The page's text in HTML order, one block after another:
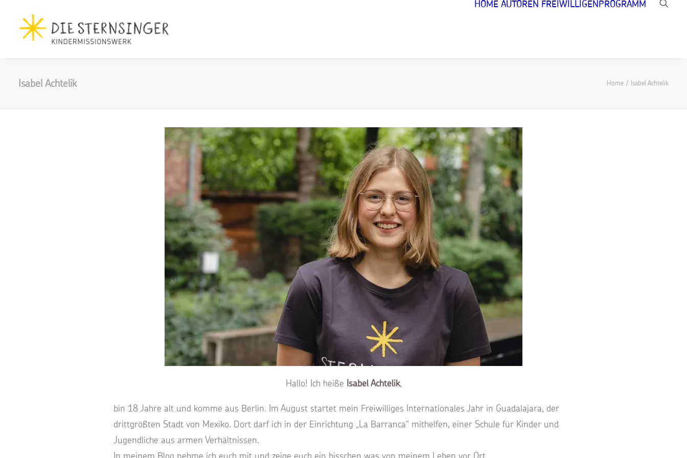
HOME AUTOREN FREIWILLIGENPROGRAMM
Isabel Achtelik Home Isabel Achtelik
Hallo! Ich heiße Isabel Achtelik,
bin 18 Jahre alt und komme aus Berlin. Im August startet mein Freiwilliges Internationales Jahr in Guadalajara, der
drittgrößten Stadt von Mexiko. Dort darf ich in der Einrichtung „La Barranca“ mithelfen, einer Schule für Kinder und
Jugendliche aus armen Verhältnissen.